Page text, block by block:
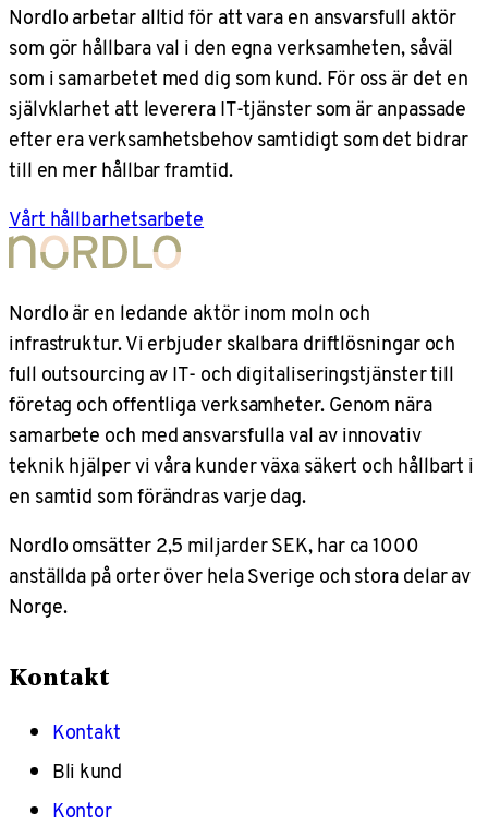
Nordlo arbetar alltid för att vara en ansvarsfull aktör
som gör hållbara val i den egna verksamheten, såväl
som i samarbetet med dig som kund. För oss är det en
självklarhet att leverera IT-tjänster som är anpassade
efter era verksamhetsbehov samtidigt som det bidrar
till en mer hållbar framtid.
Vårt hållbarhetsarbete
Nordlo är en ledande aktör inom moln och
infrastruktur. Vi erbjuder skalbara driftlösningar och
full outsourcing av IT- och digitaliseringstjänster till
företag och offentliga verksamheter. Genom nära
samarbete och med ansvarsfulla val av innovativ
teknik hjälper vi våra kunder växa säkert och hållbart i
en samtid som förändras varje dag.
Nordlo omsätter 2,5 miljarder SEK, har ca 1000
anställda på orter över hela Sverige och stora delar av
Norge.
Kontakt
Kontakt
Bli kund
Kontor